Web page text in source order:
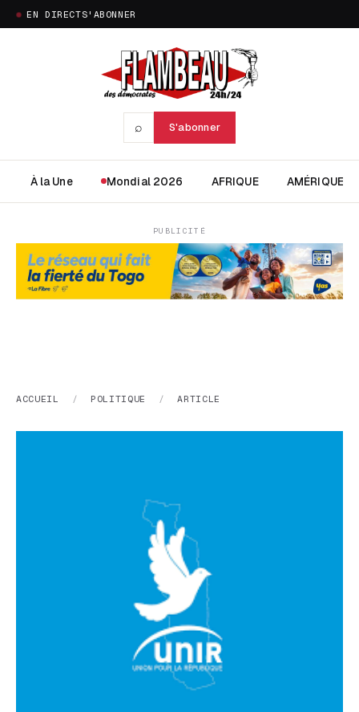
EN DIRECTS'ABONNER
⌕ S'abonner
À la Une Mondial 2026 AFRIQUE AMÉRIQUE
PUBLICITÉ
ACCUEIL / POLITIQUE / ARTICLE